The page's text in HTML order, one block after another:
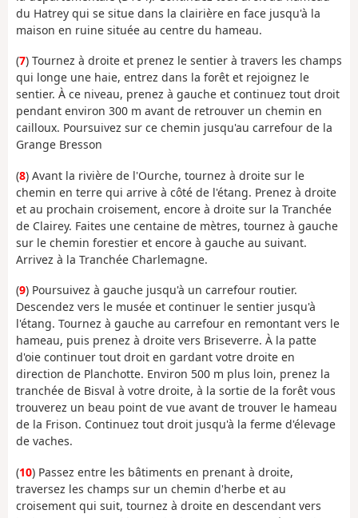
du Hatrey qui se situe dans la clairière en face jusqu'à la
maison en ruine située au centre du hameau.
(7) Tournez à droite et prenez le sentier à travers les champs
qui longe une haie, entrez dans la forêt et rejoignez le
sentier. À ce niveau, prenez à gauche et continuez tout droit
pendant environ 300 m avant de retrouver un chemin en
cailloux. Poursuivez sur ce chemin jusqu'au carrefour de la
Grange Bresson
(8) Avant la rivière de l'Ourche, tournez à droite sur le
chemin en terre qui arrive à côté de l'étang. Prenez à droite
et au prochain croisement, encore à droite sur la Tranchée
de Clairey. Faites une centaine de mètres, tournez à gauche
sur le chemin forestier et encore à gauche au suivant.
Arrivez à la Tranchée Charlemagne.
(9) Poursuivez à gauche jusqu'à un carrefour routier.
Descendez vers le musée et continuer le sentier jusqu'à
l'étang. Tournez à gauche au carrefour en remontant vers le
hameau, puis prenez à droite vers Briseverre. À la patte
d'oie continuer tout droit en gardant votre droite en
direction de Planchotte. Environ 500 m plus loin, prenez la
tranchée de Bisval à votre droite, à la sortie de la forêt vous
trouverez un beau point de vue avant de trouver le hameau
de la Frison. Continuez tout droit jusqu'à la ferme d'élevage
de vaches.
(10) Passez entre les bâtiments en prenant à droite,
traversez les champs sur un chemin d'herbe et au
croisement qui suit, tournez à droite en descendant vers